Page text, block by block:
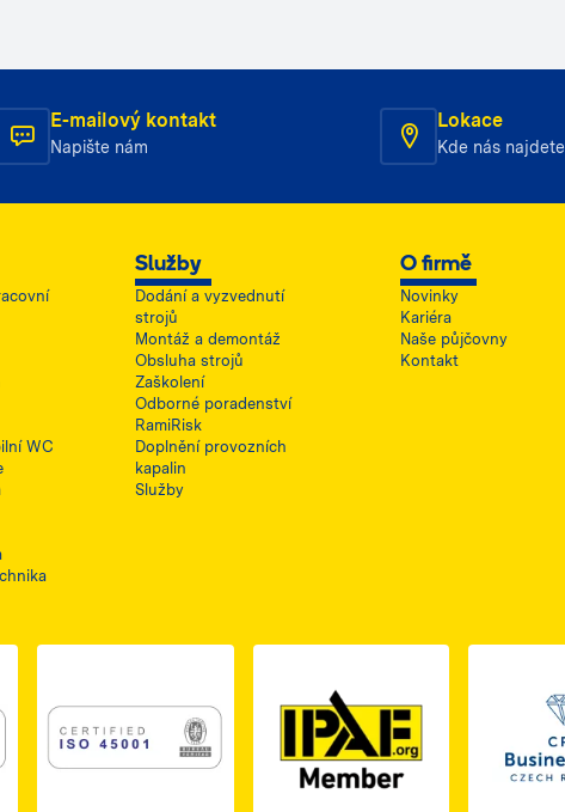
E-mailový kontakt
Napište nám
Lokace
Kde nás najdete
WC
Služby
Dodání a vyzvednutí
strojů
Montáž a demontáž
Obsluha strojů
Zaškolení
Odborné poradenství
RamiRisk
Doplnění provozních
kapalin
Služby
O firmě
Novinky
Kariéra
Naše půjčovny
Kontakt
ISO 1, otwiera się w nowej karcie
PDF z certyfikatem ISO 2, otwiera się w nowej karcie
Link do dokumentu PDF z certyfikatem ISO 3,